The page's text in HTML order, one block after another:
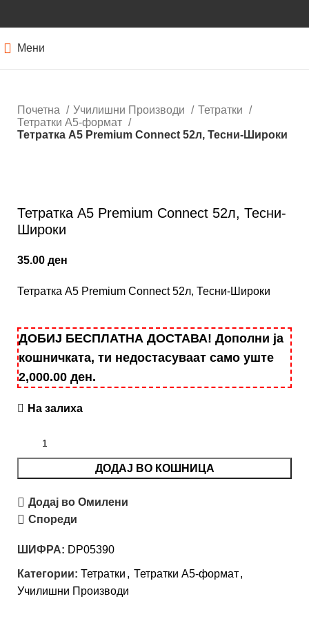
Мени
Почетна Училишни Производи
Тетратки
Тетратки А5-формат
Тетратка А5 Premium Connect 52л, Тесни-Широки
Тетратка А5 Premium Connect 52л, Тесни-
Широки
35.00 ден
Тетратка А5 Premium Connect 52л, Тесни-Широки
ДОБИЈ БЕСПЛАТНА ДОСТАВА! Дополни ја
кошничката, ти недостасуваат само уште
2,000.00 ден.
На залиха
ДОДАЈ ВО КОШНИЦА
Додај во Омилени
Спореди
ШИФРА: DP05390
Категории: Тетратки , Тетратки А5-формат,
Училишни Производи